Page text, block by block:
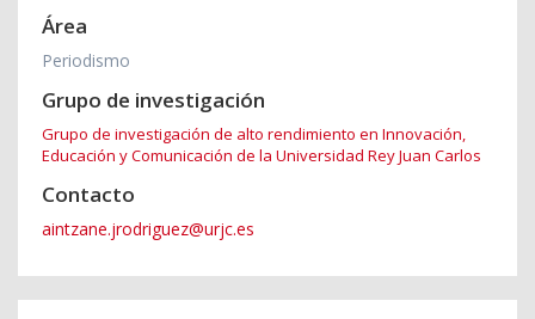
Área
Periodismo
Grupo de investigación
Grupo de investigación de alto rendimiento en Innovación,
Educación y Comunicación de la Universidad Rey Juan Carlos
Contacto
aintzane.jrodriguez@urjc.es